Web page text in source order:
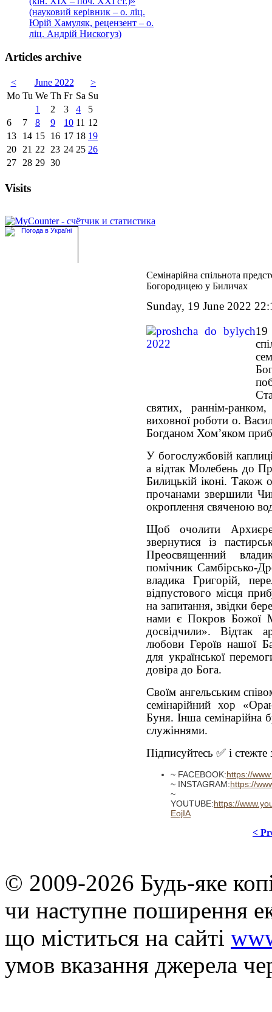
(науковий керівник – о. ліц.
Юрій Хамуляк, рецензент – о.
ліц. Андрій Нискогуз)
Articles archive
< June 2022
>
Mo Tu We Th Fr Sa Su
1
2 3 4
5
6
7 8 9 10 11 12
13
14 15 16 17 18 19
20
21 22 23 24 25 26
27
28 29 30
Visits
Семінарійна спільнота
Богородицею у Биличах
Sunday, 19 June 2022
святих, раннім-
виховної роботи о.
Богданом Хом’яком
У богослужбовій
а відтак Молебень до
Билицькій іконі. Також
прочанами звершили
окроплення свяченою
Щоб очолити
звернутися із
Преосвященний
помічник Самбірсько-
владика Григорій,
відпустового місця
на запитання, звідки
нами є Покров Божої
досвідчили». Відтак
любови Героїв нашої
для української
довіра до Бога.
Своїм ангельським
семінарійний хор
Буня. Інша семінарійна
служіннями.
Підписуйтесь ✅ і стежте
~ FACEBOOK:https://
~ INSTAGRAM:https://
~
YOUTUBE:https://
EojIA
<
© 2009-2026 Будь-яке
чи наступне поширення
що мiститься на сайті
умов вказання джерела